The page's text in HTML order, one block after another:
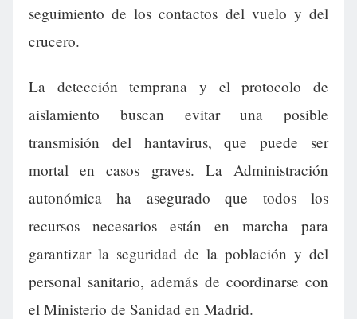
seguimiento de los contactos del vuelo y del
crucero.
La detección temprana y el protocolo de
aislamiento buscan evitar una posible
transmisión del hantavirus, que puede ser
mortal en casos graves. La Administración
autonómica ha asegurado que todos los
recursos necesarios están en marcha para
garantizar la seguridad de la población y del
personal sanitario, además de coordinarse con
el Ministerio de Sanidad en Madrid.